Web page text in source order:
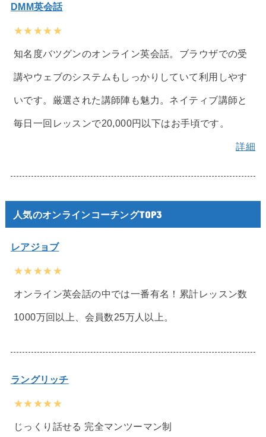
DMM英会話
★★★★★
知名度バツグンのオンライン英会話。ブラウザでの受
講やウェブのシステムもしっかりしていて利用しやす
いです。厳選された講師陣も魅力。ネイティブ講師と
毎日一回レッスンで20,000円以下はお手頃です。
詳細
人気のオンラインコーチングTOP3
レアジョブ
★★★★★
オンライン英会話の中では一番有名！累計レッスン数
1000万回以上、会員数25万人以上。
ラングリッチ
★★★★★
じっくり話せる 完全マンツーマン制